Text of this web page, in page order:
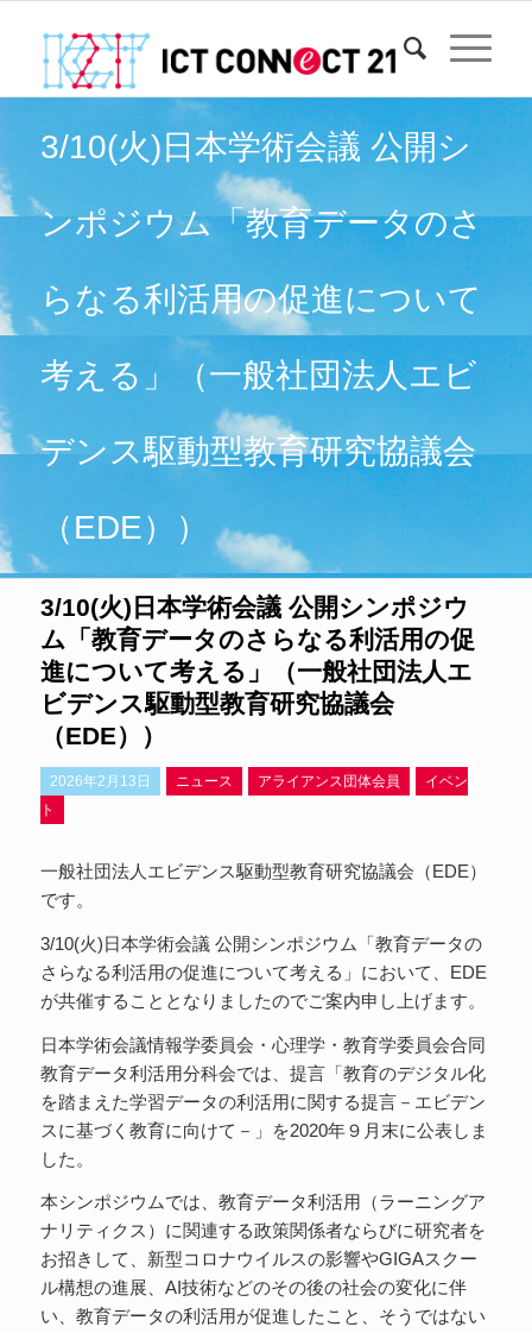
3/10(火)日本学術会議 公開シ
ンポジウム「教育データのさ
らなる利活用の促進について
考える」（一般社団法人エビ
デンス駆動型教育研究協議会
（EDE））
3/10(火)日本学術会議 公開シンポジウ
ム「教育データのさらなる利活用の促
進について考える」（一般社団法人エ
ビデンス駆動型教育研究協議会
（EDE））
2026年2月13日 ニュース アライアンス団体会員
イベン
ト
一般社団法人エビデンス駆動型教育研究協議会（EDE）
です。
3/10(火)日本学術会議 公開シンポジウム「教育データの
さらなる利活用の促進について考える」において、EDE
が共催することとなりましたのでご案内申し上げます。
日本学術会議情報学委員会・心理学・教育学委員会合同
教育データ利活用分科会では、提言「教育のデジタル化
を踏まえた学習データの利活用に関する提言－エビデン
スに基づく教育に向けて－」を2020年９月末に公表しま
した。
本シンポジウムでは、教育データ利活用（ラーニングア
ナリティクス）に関連する政策関係者ならびに研究者を
お招きして、新型コロナウイルスの影響やGIGAスクー
ル構想の進展、AI技術などのその後の社会の変化に伴
い、教育データの利活用が促進したこと、そうではない